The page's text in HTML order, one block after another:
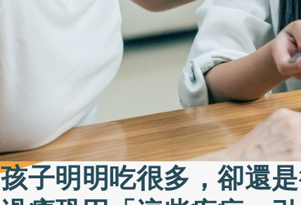
孩子明明吃很多，卻還